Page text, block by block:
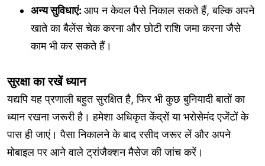
अन्य सुविधाएं: आप न केवल पैसे निकाल सकते हैं, बल्कि अपने
खाते का बैलेंस चेक करना और छोटी राशि जमा करना जैसे
काम भी कर सकते हैं।
सुरक्षा का रखें ध्यान
यद्यपि यह प्रणाली बहुत सुरक्षित है, फिर भी कुछ बुनियादी बातों का
ध्यान रखना जरूरी है। हमेशा अधिकृत केंद्रों या भरोसेमंद एजेंटों के
पास ही जाएं। पैसा निकालने के बाद रसीद जरूर लें और अपने
मोबाइल पर आने वाले ट्रांजैक्शन मैसेज की जांच करें।